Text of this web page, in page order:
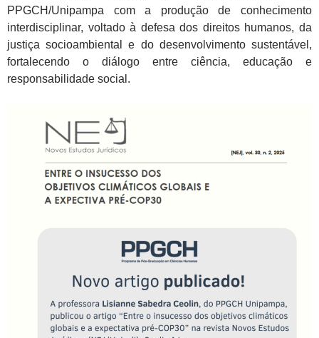
PPGCH/Unipampa com a produção de conhecimento
interdisciplinar, voltado à defesa dos direitos humanos, da
justiça socioambiental e do desenvolvimento sustentável,
fortalecendo o diálogo entre ciência, educação e
responsabilidade social.